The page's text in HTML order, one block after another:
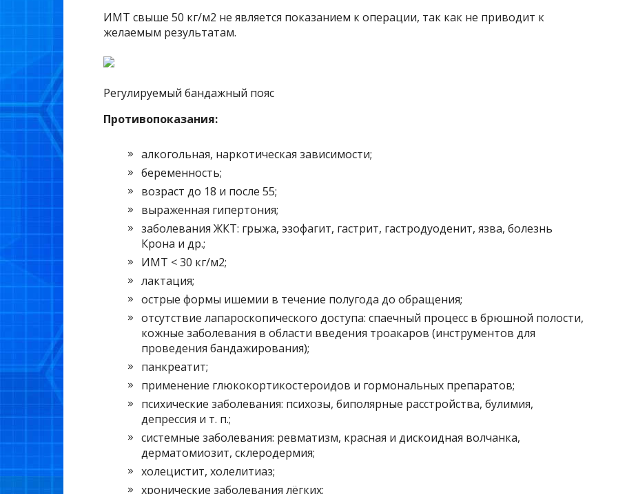
ИМТ свыше 50 кг/м2 не является показанием к операции, так как не приводит к
желаемым результатам.
Регулируемый бандажный пояс
Противопоказания:
алкогольная, наркотическая зависимости;
беременность;
возраст до 18 и после 55;
выраженная гипертония;
заболевания ЖКТ: грыжа, эзофагит, гастрит, гастродуоденит, язва, болезнь
Крона и др.;
ИМТ < 30 кг/м2;
лактация;
острые формы ишемии в течение полугода до обращения;
отсутствие лапароскопического доступа: спаечный процесс в брюшной полости,
кожные заболевания в области введения троакаров (инструментов для
проведения бандажирования);
панкреатит;
применение глюкокортикостероидов и гормональных препаратов;
психические заболевания: психозы, биполярные расстройства, булимия,
депрессия и т. п.;
системные заболевания: ревматизм, красная и дискоидная волчанка,
дерматомиозит, склеродермия;
холецистит, холелитиаз;
хронические заболевания лёгких;